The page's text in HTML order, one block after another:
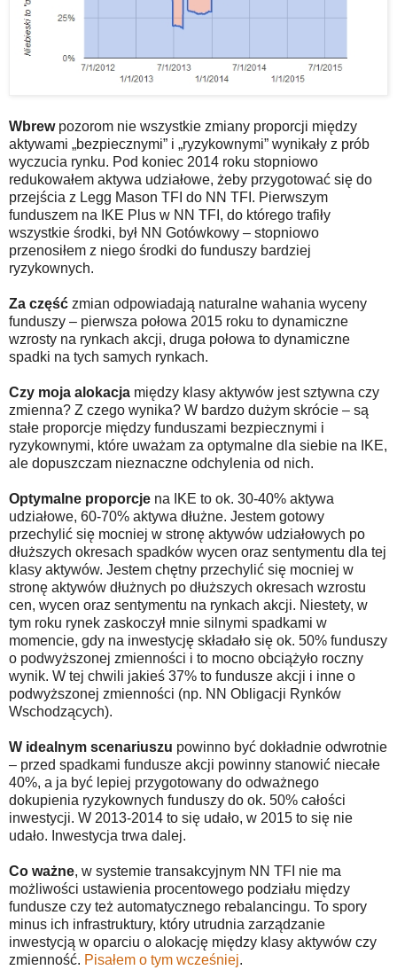
Wbrew pozorom nie wszystkie zmiany proporcji między
aktywami „bezpiecznymi” i „ryzykownymi” wynikały z prób
wyczucia rynku. Pod koniec 2014 roku stopniowo
redukowałem aktywa udziałowe, żeby przygotować się do
przejścia z Legg Mason TFI do NN TFI. Pierwszym
funduszem na IKE Plus w NN TFI, do którego trafiły
wszystkie środki, był NN Gotówkowy – stopniowo
przenosiłem z niego środki do funduszy bardziej
ryzykownych.
Za część zmian odpowiadają naturalne wahania wyceny
funduszy – pierwsza połowa 2015 roku to dynamiczne
wzrosty na rynkach akcji, druga połowa to dynamiczne
spadki na tych samych rynkach.
Czy moja alokacja między klasy aktywów jest sztywna czy
zmienna? Z czego wynika? W bardzo dużym skrócie – są
stałe proporcje między funduszami bezpiecznymi i
ryzykownymi, które uważam za optymalne dla siebie na IKE,
ale dopuszczam nieznaczne odchylenia od nich.
Optymalne proporcje na IKE to ok. 30-40% aktywa
udziałowe, 60-70% aktywa dłużne. Jestem gotowy
przechylić się mocniej w stronę aktywów udziałowych po
dłuższych okresach spadków wycen oraz sentymentu dla tej
klasy aktywów. Jestem chętny przechylić się mocniej w
stronę aktywów dłużnych po dłuższych okresach wzrostu
cen, wycen oraz sentymentu na rynkach akcji. Niestety, w
tym roku rynek zaskoczył mnie silnymi spadkami w
momencie, gdy na inwestycję składało się ok. 50% funduszy
o podwyższonej zmienności i to mocno obciążyło roczny
wynik. W tej chwili jakieś 37% to fundusze akcji i inne o
podwyższonej zmienności (np. NN Obligacji Rynków
Wschodzących).
W idealnym scenariuszu powinno być dokładnie odwrotnie
– przed spadkami fundusze akcji powinny stanowić niecałe
40%, a ja być lepiej przygotowany do odważnego
dokupienia ryzykownych funduszy do ok. 50% całości
inwestycji. W 2013-2014 to się udało, w 2015 to się nie
udało. Inwestycja trwa dalej.
Co ważne, w systemie transakcyjnym NN TFI nie ma
możliwości ustawienia procentowego podziału między
fundusze czy też automatycznego rebalancingu. To spory
minus ich infrastruktury, który utrudnia zarządzanie
inwestycją w oparciu o alokację między klasy aktywów czy
zmienność. Pisałem o tym wcześniej.